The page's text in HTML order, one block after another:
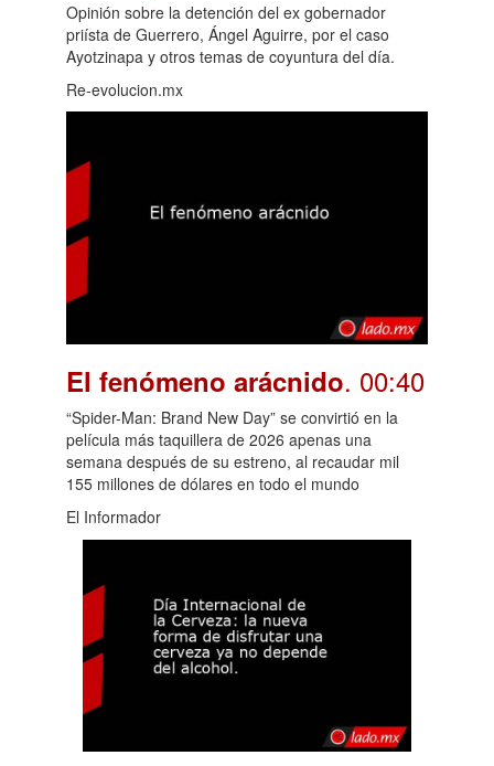
Opinión sobre la detención del ex gobernador
priísta de Guerrero, Ángel Aguirre, por el caso
Ayotzinapa y otros temas de coyuntura del día.
Re-evolucion.mx
El fenómeno arácnido. 00:40
“Spider-Man: Brand New Day” se convirtió en la
película más taquillera de 2026 apenas una
semana después de su estreno, al recaudar mil
155 millones de dólares en todo el mundo
El Informador